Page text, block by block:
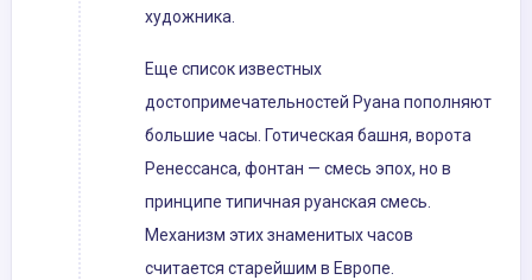
художника.
Еще список известных
достопримечательностей Руана пополняют
большие часы. Готическая башня, ворота
Ренессанса, фонтан — смесь эпох, но в
принципе типичная руанская смесь.
Механизм этих знаменитых часов
считается старейшим в Европе.